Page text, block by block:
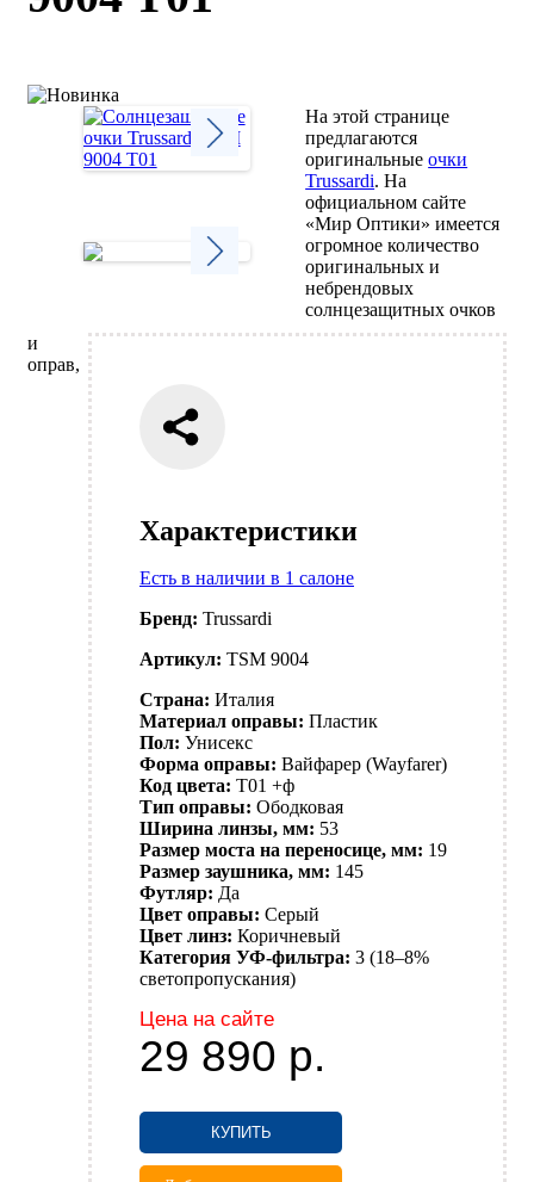
Характеристики
Есть в наличии в 1 салоне
Бренд: Trussardi
Артикул: TSM 9004
Страна: Италия
Материал оправы: Пластик
Пол: Унисекс
Форма оправы: Вайфарер (Wayfarer)
Код цвета: T01 +ф
Тип оправы: Ободковая
Ширина линзы, мм: 53
Размер моста на переносице, мм: 19
Размер заушника, мм: 145
Футляр: Да
Цвет оправы: Серый
Цвет линз: Коричневый
Категория УФ-фильтра: 3 (18–8%
светопропускания)
Цена на сайте
29 890 р.
КУПИТЬ
На этой странице
предлагаются
оригинальныеочки
Trussardi. На
официальном сайте
«Мир Оптики» имеется
огромное количество
оригинальных и
небрендовых
солнцезащитных очков
и
оправ,